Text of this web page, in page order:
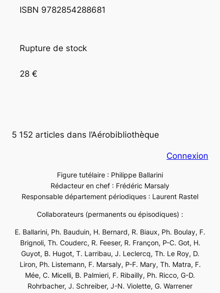
ISBN 9782854288681
Rupture de stock
28 €
5 152 articles dans l’Aérobibliothèque
Connexion
Figure tutélaire : Philippe Ballarini
Rédacteur en chef : Frédéric Marsaly
Responsable département périodiques : Laurent Rastel
Collaborateurs (permanents ou épisodiques) :
E. Ballarini, Ph. Bauduin, H. Bernard, R. Biaux, Ph. Boulay, F.
Brignoli, Th. Couderc, R. Feeser, R. Françon, P-C. Got, H.
Guyot, B. Hugot, T. Larribau, J. Leclercq, Th. Le Roy, D.
Liron, Ph. Listemann, F. Marsaly, P-F. Mary, Th. Matra, F.
Mée, C. Micelli, B. Palmieri, F. Ribailly, Ph. Ricco, G-D.
Rohrbacher, J. Schreiber, J-N. Violette, G. Warrener